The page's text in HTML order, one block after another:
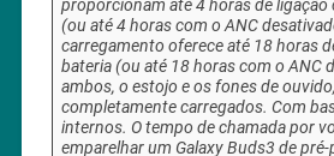
proporcionam até 4 horas de ligação
(ou até 4 horas com o ANC
carregamento oferece até 18 horas
bateria (ou até 18 horas com o ANC
ambos, o estojo e os fones de
completamente carregados. Com
internos. O tempo de chamada por
emparelhar um Galaxy Buds3 de